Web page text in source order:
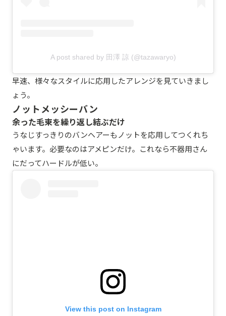
A post shared by 田澤 諒 (@tazawaryo)
早速、様々なスタイルに応用したアレンジを見ていきまし
ょう。
ノットメッシーバン
余った毛束を繰り返し結ぶだけ
うなじすっきりのバンヘアーもノットを応用してつくれち
ゃいます。必要なのはアメピンだけ。これなら不器用さん
にだってハードルが低い。
View this post on Instagram